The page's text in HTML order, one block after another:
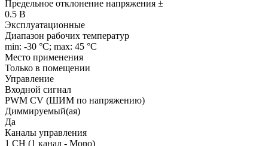
Предельное отклонение напряжения ±
0.5 В
Эксплуатационные
Диапазон рабочих температур
min: -30 °C; max: 45 °C
Место применения
Только в помещении
Управление
Входной сигнал
PWM СV (ШИМ по напряжению)
Диммируемый(ая)
Да
Каналы управления
1 CH (1 канал - Mono)